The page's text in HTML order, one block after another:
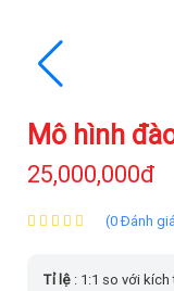
Mô hình
25,000,000đ
(0 Đánh
Tỉ lệ : 1:1 so với